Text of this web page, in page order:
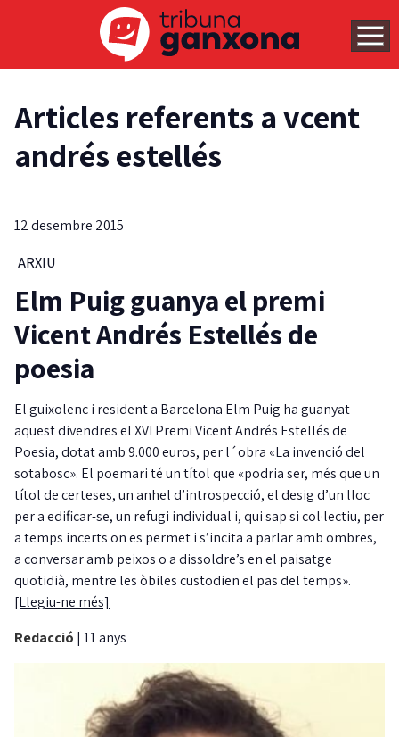
Articles referents a vcent
andrés estellés
12 desembre 2015
ARXIU
Elm Puig guanya el premi
Vicent Andrés Estellés de
poesia
El guixolenc i resident a Barcelona Elm Puig ha guanyat
aquest divendres el XVI Premi Vicent Andrés Estellés de
Poesia, dotat amb 9.000 euros, per l´obra «La invenció del
sotabosc». El poemari té un títol que «podria ser, més que un
títol de certeses, un anhel d’introspecció, el desig d’un lloc
per a edificar-se, un refugi individual i, qui sap si col·lectiu, per
a temps incerts on es permet i s’incita a parlar amb ombres,
a conversar amb peixos o a dissoldre’s en el paisatge
quotidià, mentre les òbiles custodien el pas del temps».
[Llegiu-ne més]
Redacció | 11 anys